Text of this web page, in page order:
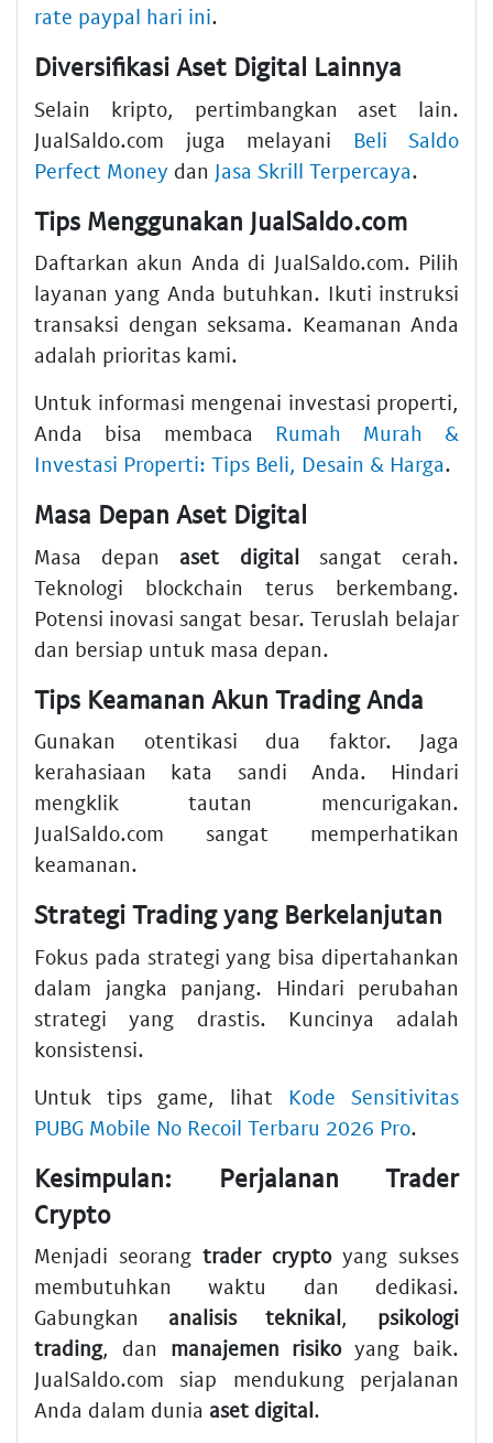
rate paypal hari ini.
Diversifikasi Aset Digital Lainnya
Selain kripto, pertimbangkan aset lain.
JualSaldo.com juga melayani Beli Saldo
Perfect Money dan Jasa Skrill Terpercaya.
Tips Menggunakan JualSaldo.com
Daftarkan akun Anda di JualSaldo.com. Pilih
layanan yang Anda butuhkan. Ikuti instruksi
transaksi dengan seksama. Keamanan Anda
adalah prioritas kami.
Untuk informasi mengenai investasi properti,
Anda bisa membaca Rumah Murah &
Investasi Properti: Tips Beli, Desain & Harga.
Masa Depan Aset Digital
Masa depan aset digitalsangat cerah.
Teknologi blockchain terus berkembang.
Potensi inovasi sangat besar. Teruslah belajar
dan bersiap untuk masa depan.
Tips Keamanan Akun Trading Anda
Gunakan otentikasi dua faktor. Jaga
kerahasiaan kata sandi Anda. Hindari
mengklik tautan mencurigakan.
JualSaldo.com sangat memperhatikan
keamanan.
Strategi Trading yang Berkelanjutan
Fokus pada strategi yang bisa dipertahankan
dalam jangka panjang. Hindari perubahan
strategi yang drastis. Kuncinya adalah
konsistensi.
Untuk tips game, lihat Kode Sensitivitas
PUBG Mobile No Recoil Terbaru 2026 Pro.
Kesimpulan: Perjalanan Trader
Crypto
Menjadi seorang trader cryptoyang sukses
membutuhkan waktu dan dedikasi.
Gabungkan analisis teknikal, psikologi
trading, dan manajemen risikoyang baik.
JualSaldo.com siap mendukung perjalanan
Anda dalam dunia aset digital.